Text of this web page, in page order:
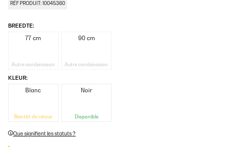
RÉF PRODUIT: 10045360
BREEDTE:
77 cm
Autre combinaison
90 cm
Autre combinaison
KLEUR:
Blanc
Bientôt de retour
Noir
Disponible
Que signifient les statuts ?